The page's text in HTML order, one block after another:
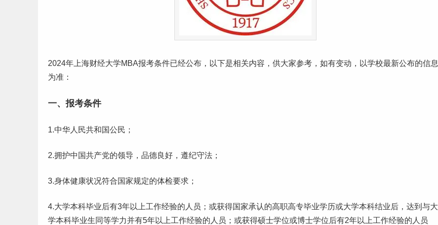
2024年 上海财经大学MBA报考条件已经公布，以下是相关内容，供大家参考，如有变动，以学校最新公布的信息
为准：
一、报考条件
1.中华人民共和国公民；
2.拥护中国共产党的领导，品德良好，遵纪守法；
3.身体健康状况符合国家规定的体检要求；
4.大学本科毕业后有3年以上工作经验的人员；或获得国家承认的高职高专毕业学历或大学本科结业后，达到与大
学本科毕业生同等学力并有5年以上工作经验的人员；或获得硕士学位或博士学位后有2年以上工作经验的人员